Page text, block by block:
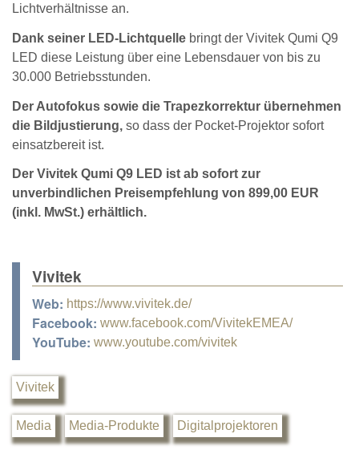
Lichtverhältnisse an.
Dank seiner LED-Lichtquelle bringt der Vivitek Qumi Q9
LED diese Leistung über eine Lebensdauer von bis zu
30.000 Betriebsstunden.
Der Autofokus sowie die Trapezkorrektur übernehmen
die Bildjustierung, so dass der Pocket-Projektor sofort
einsatzbereit ist.
Der Vivitek Qumi Q9 LED ist ab sofort zur
unverbindlichen Preisempfehlung von 899,00 EUR
(inkl. MwSt.) erhältlich.
Vivitek
Web: https://www.vivitek.de/
Facebook: www.facebook.com/VivitekEMEA/
YouTube: www.youtube.com/vivitek
Vivitek
Media Media-Produkte Digitalprojektoren